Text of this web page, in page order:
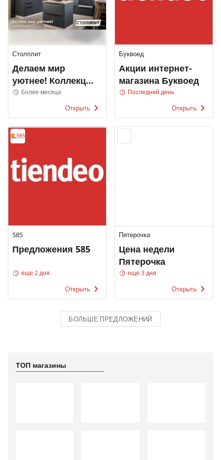
Столплит
Делаем мир
уютнее! Коллекция
2022Более месяца
Открыть
Буквоед
Акции интернет-
магазина Буквоед
Последний день
Открыть
585
Предложения 585
еще 2 дня
Открыть
Пятерочка
Цена недели
Пятерочка
еще 3 дня
Открыть
БОЛЬШЕ ПРЕДЛОЖЕНИЙ
ТОП магазины